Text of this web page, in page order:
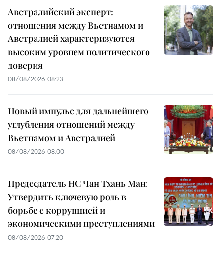
Австралийский эксперт:
отношения между Вьетнамом и
Австралией характеризуются
высоким уровнем политического
доверия
08/08/2026 08:23
Новый импульс для дальнейшего
углубления отношений между
Вьетнамом и Австралией
08/08/2026 08:00
Председатель НС Чан Тхань Ман:
Утвердить ключевую роль в
борьбе с коррупцией и
экономическими преступлениями
08/08/2026 07:20